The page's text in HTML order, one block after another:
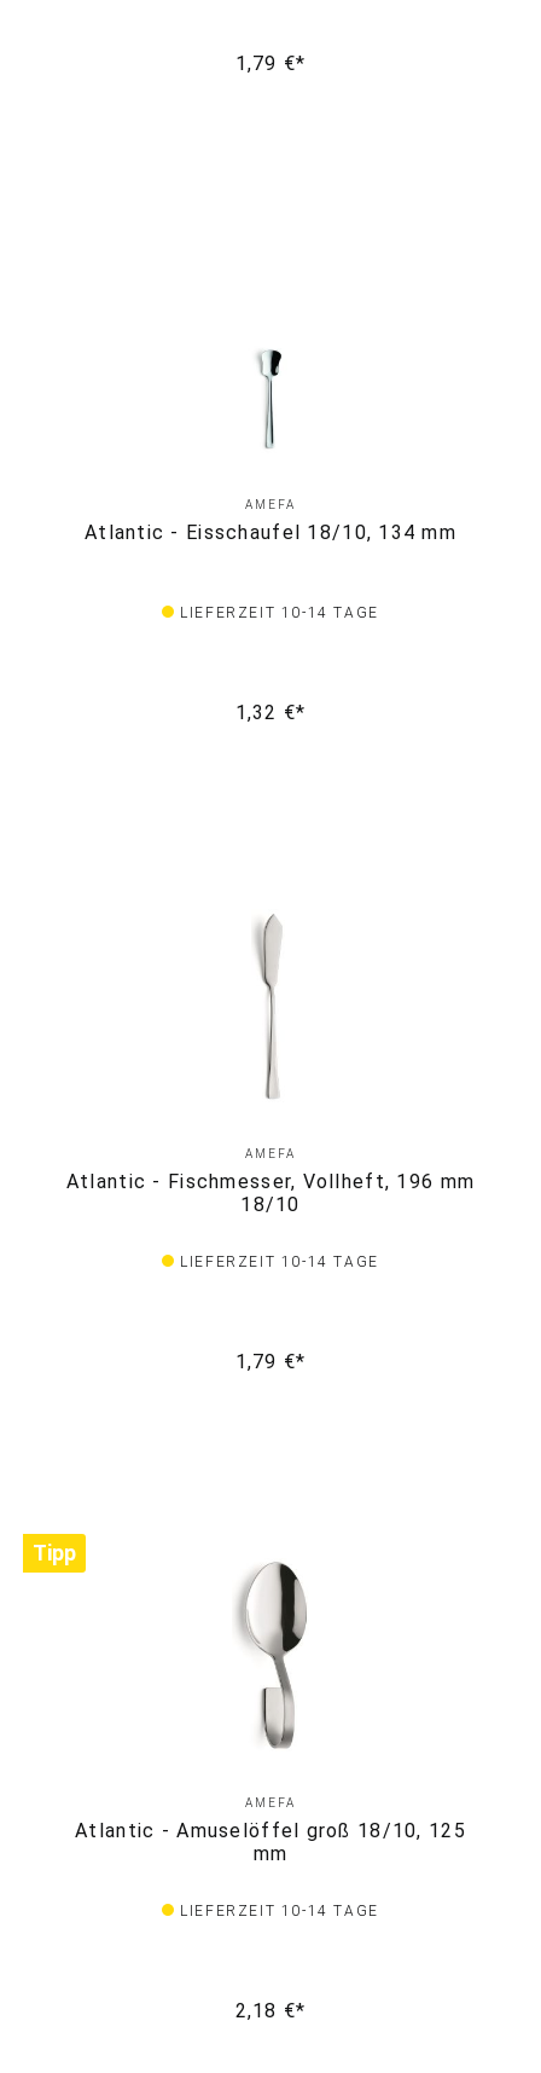
1,79 €*
AMEFA
Atlantic - Eisschaufel 18/10, 134 mm
LIEFERZEIT 10-14 TAGE
1,32 €*
AMEFA
Atlantic - Fischmesser, Vollheft, 196 mm
18/10
LIEFERZEIT 10-14 TAGE
1,79 €*
Tipp
AMEFA
Atlantic - Amuselöffel groß 18/10, 125
mm
LIEFERZEIT 10-14 TAGE
2,18 €*